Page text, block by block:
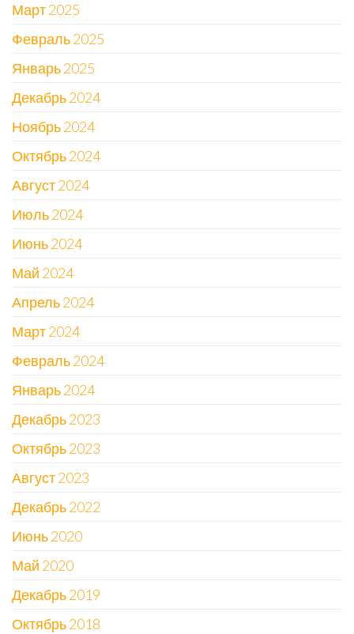
Март 2025
Февраль 2025
Январь 2025
Декабрь 2024
Ноябрь 2024
Октябрь 2024
Август 2024
Июль 2024
Июнь 2024
Май 2024
Апрель 2024
Март 2024
Февраль 2024
Январь 2024
Декабрь 2023
Октябрь 2023
Август 2023
Декабрь 2022
Июнь 2020
Май 2020
Декабрь 2019
Октябрь 2018